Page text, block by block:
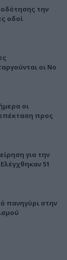
την
οδοί
οι Νο
οι
προς
για την
51
πανηγύρι στην